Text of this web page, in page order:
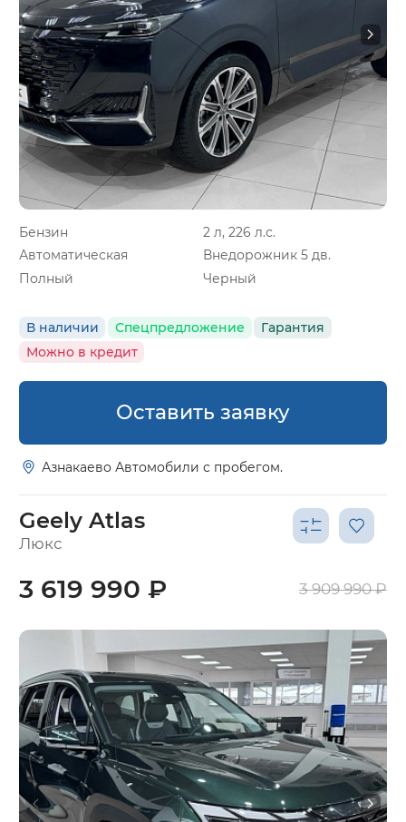
Бензин
2 л, 226 л.с.
Автоматическая
Внедорожник 5 дв.
Полный
Черный
В наличии Спецпредложение
Гарантия
Можно в кредит
Оставить заявку
Азнакаево Автомобили с пробегом.
Geely Atlas
Люкс
3 619 990 ₽ 3 909 990 ₽